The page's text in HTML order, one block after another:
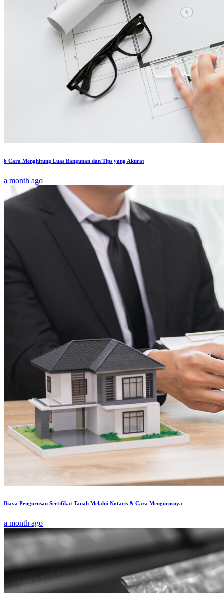
6 Cara Menghitung Luas Bangunan dan Tips yang Akurat
a month ago
Biaya Pengurusan Sertifikat Tanah Melalui Notaris & Cara Mengurusnya
a month ago